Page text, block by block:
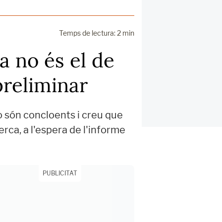
Temps de lectura: 2 min
no és el de
concloents i creu que
a l'espera de l'informe
PUBLICITAT